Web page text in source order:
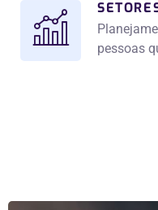
pessoas